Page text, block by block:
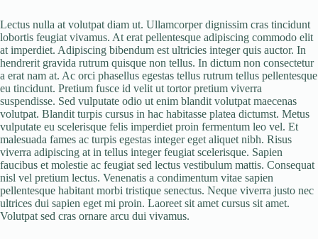
Lectus nulla at volutpat diam ut. Ullamcorper dignissim cras tincidunt
lobortis feugiat vivamus. At erat pellentesque adipiscing commodo elit
at imperdiet. Adipiscing bibendum est ultricies integer quis auctor. In
hendrerit gravida rutrum quisque non tellus. In dictum non consectetur
a erat nam at. Ac orci phasellus egestas tellus rutrum tellus pellentesque
eu tincidunt. Pretium fusce id velit ut tortor pretium viverra
suspendisse. Sed vulputate odio ut enim blandit volutpat maecenas
volutpat. Blandit turpis cursus in hac habitasse platea dictumst. Metus
vulputate eu scelerisque felis imperdiet proin fermentum leo vel. Et
malesuada fames ac turpis egestas integer eget aliquet nibh. Risus
viverra adipiscing at in tellus integer feugiat scelerisque. Sapien
faucibus et molestie ac feugiat sed lectus vestibulum mattis. Consequat
nisl vel pretium lectus. Venenatis a condimentum vitae sapien
pellentesque habitant morbi tristique senectus. Neque viverra justo nec
ultrices dui sapien eget mi proin. Laoreet sit amet cursus sit amet.
Volutpat sed cras ornare arcu dui vivamus.